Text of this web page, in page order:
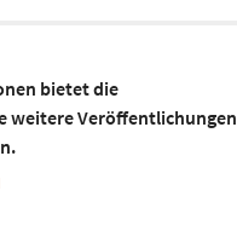
bietet die
weitere Veröffentlichungen